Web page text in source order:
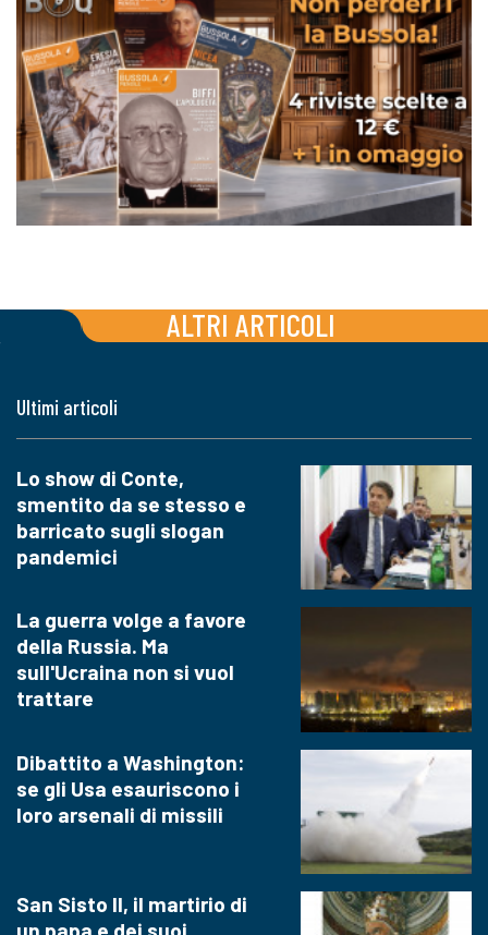
ALTRI ARTICOLI
Ultimi articoli
Lo show di Conte,
smentito da se stesso e
barricato sugli slogan
pandemici
La guerra volge a favore
della Russia. Ma
sull'Ucraina non si vuol
trattare
Dibattito a Washington:
se gli Usa esauriscono i
loro arsenali di missili
San Sisto II, il martirio di
un papa e dei suoi